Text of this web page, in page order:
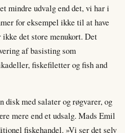
mindre udvalg end det, vi har i
for eksempel ikke til at have
det store menukort. Det
af basisting som
fiskefiletter og fish and
disk med salater og røgvarer, og
mere end et udsalg. Mads Emil
fiskehandel. »Vi ser det selv